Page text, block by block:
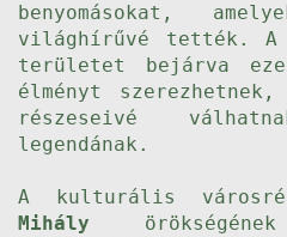
benyomásokat,
világhírűvé tették. A
területet bejárva
élményt
részeseivé
legendának.
A kulturális
Mihály